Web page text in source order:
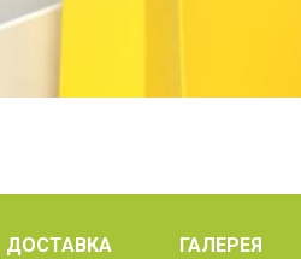
ДОСТАВКА ГАЛЕРЕЯ